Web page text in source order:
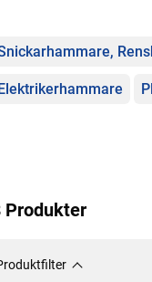
Produkter